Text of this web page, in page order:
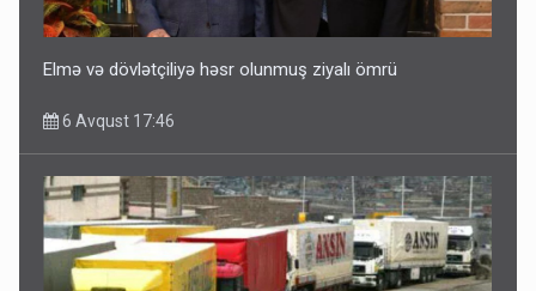
Elmə və dövlətçiliyə həsr olunmuş ziyalı ömrü
6 Avqust 17:46